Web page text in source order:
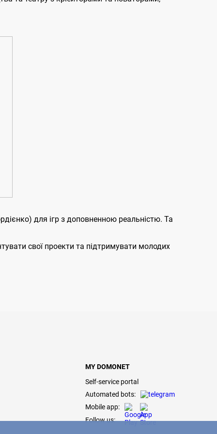
для ігр з доповненною реальністю. Та
свої проекти та підтримувати молодих
MY DOMONET
Self-service portal
Automated bots:
Mobile app:
Follow us: